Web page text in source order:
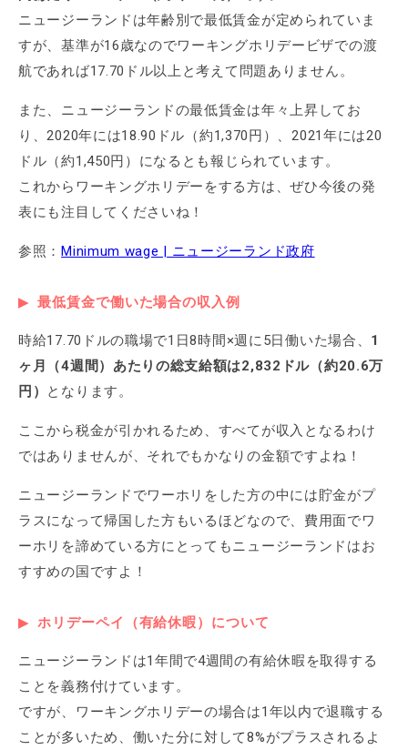
ニュージーランドは年齢別で最低賃金が定められていま
すが、基準が16歳なのでワーキングホリデービザでの渡
航であれば17.70ドル以上と考えて問題ありません。
また、ニュージーランドの最低賃金は年々上昇してお
り、2020年には18.90ドル（約1,370円）、2021年には20
ドル（約1,450円）になるとも報じられています。
これからワーキングホリデーをする方は、ぜひ今後の発
表にも注目してくださいね！
参照：Minimum wage | ニュージーランド政府
最低賃金で働いた場合の収入例
時給17.70ドルの職場で1日8時間×週に5日働いた場合、 1
ヶ月（4週間）あたりの総支給額は2,832ドル（約20.6万
円） となります。
ここから税金が引かれるため、すべてが収入となるわけ
ではありませんが、それでもかなりの金額ですよね！
ニュージーランドでワーホリをした方の中には貯金がプ
ラスになって帰国した方もいるほどなので、費用面でワ
ーホリを諦めている方にとってもニュージーランドはお
すすめの国ですよ！
ホリデーペイ（有給休暇）について
ニュージーランドは1年間で4週間の有給休暇を取得する
ことを義務付けています。
ですが、ワーキングホリデーの場合は1年以内で退職する
ことが多いため、働いた分に対して8%がプラスされるよ